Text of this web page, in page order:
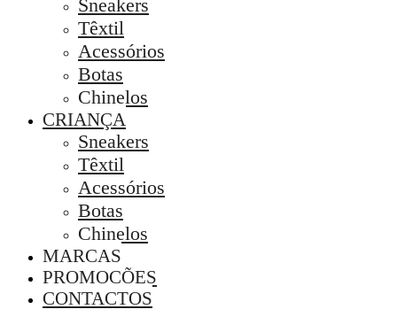
Sneakers
Têxtil
Acessórios
Botas
Chinelos
CRIANÇA
Sneakers
Têxtil
Acessórios
Botas
Chinelos
MARCAS
PROMOÇÕES
CONTACTOS